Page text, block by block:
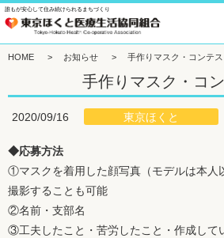
誰もが安心して住み続けられるまちづくり
HOME > お知らせ > 手作りマスク・コンテス
手作りマスク・コ
2020/09/16 東京ほくと
◆応募方法
①マスクを着用した顔写真（モデルは本人
撮影することも可能
②名前・支部名
③工夫したこと・苦労したこと・作成して